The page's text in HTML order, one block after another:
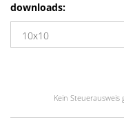
downloads:
Kein